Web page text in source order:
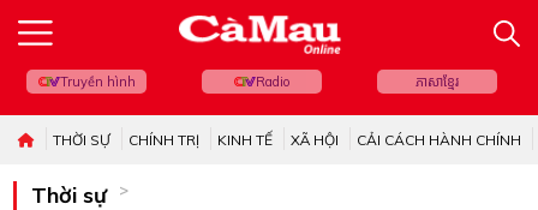
Truyền hình Radio ភាសាខ្មែរ
THỜI SỰ CHÍNH TRỊ KINH TẾ XÃ HỘI CẢI CÁCH HÀNH CHÍNH
Thời sự